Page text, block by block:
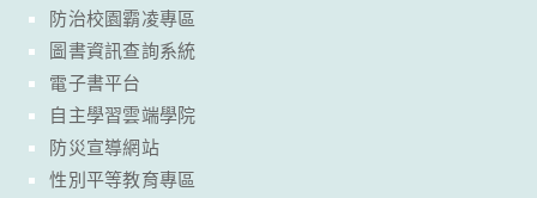
防治校園霸凌專區
圖書資訊查詢系統
電子書平台
自主學習雲端學院
防災宣導網站
性別平等教育專區